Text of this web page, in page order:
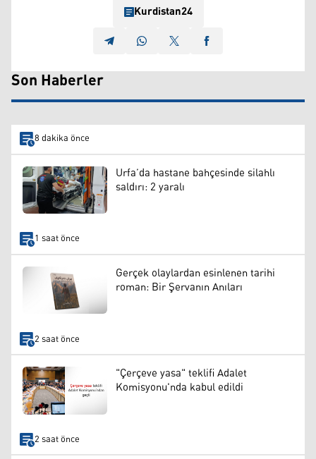
Kurdistan24
Son Haberler
8 dakika önce
Urfa’da hastane bahçesinde silahlı
saldırı: 2 yaralı
1 saat önce
Gerçek olaylardan esinlenen tarihi
roman: Bir Şervanın Anıları
2 saat önce
"Çerçeve yasa" teklifi Adalet
Komisyonu'nda kabul edildi
2 saat önce